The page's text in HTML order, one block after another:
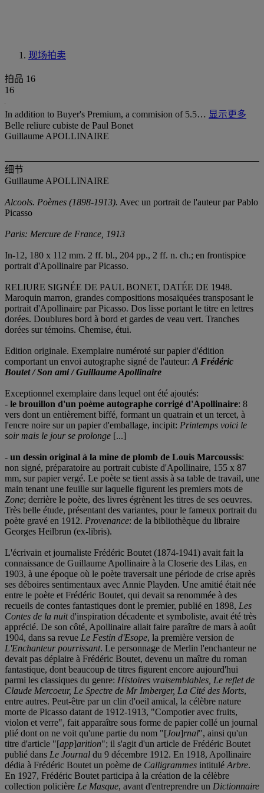
现场拍卖
拍品 16
16
In addition to Buyer's Premium, a commision of 5.5… 显示更多
Belle reliure cubiste de Paul Bonet
Guillaume APOLLINAIRE
细节
Guillaume APOLLINAIRE
Alcools. Poèmes (1898-1913). Avec un portrait de l'auteur par Pablo
Picasso
Paris: Mercure de France, 1913
In-12, 180 x 112 mm. 2 ff. bl., 204 pp., 2 ff. n. ch.; en frontispice
portrait d'Apollinaire par Picasso.
RELIURE SIGNÉE DE PAUL BONET, DATÉE DE 1948.
Maroquin marron, grandes compositions mosaïquées transposant le
portrait d'Apollinaire par Picasso. Dos lisse portant le titre en lettres
dorées. Doublures bord à bord et gardes de veau vert. Tranches
dorées sur témoins. Chemise, étui.
Edition originale. Exemplaire numéroté sur papier d'édition
comportant un envoi autographe signé de l'auteur:A Frédéric
Boutet / Son ami / Guillaume Apollinaire
Exceptionnel exemplaire dans lequel ont été ajoutés:
- le brouillon d'un poème autographe corrigé d'Apollinaire: 8
vers dont un entièrement biffé, formant un quatrain et un tercet, à
l'encre noire sur un papier d'emballage, incipit: Printemps voici le
soir mais le jour se prolonge [...]
- un dessin original à la mine de plomb de Louis Marcoussis:
non signé, préparatoire au portrait cubiste d'Apollinaire, 155 x 87
mm, sur papier vergé. Le poète se tient assis à sa table de travail, une
main tenant une feuille sur laquelle figurent les premiers mots de
Zone; derrière le poète, des livres égrènent les titres de ses oeuvres.
Très belle étude, présentant des variantes, pour le fameux portrait du
poète gravé en 1912. Provenance: de la bibliothèque du libraire
Georges Heilbrun (ex-libris).
L'écrivain et journaliste Frédéric Boutet (1874-1941) avait fait la
connaissance de Guillaume Apollinaire à la Closerie des Lilas, en
1903, à une époque où le poète traversait une période de crise après
ses déboires sentimentaux avec Annie Playden. Une amitié était née
entre le poète et Frédéric Boutet, qui devait sa renommée à des
recueils de contes fantastiques dont le premier, publié en 1898, Les
Contes de la nuitd'inspiration décadente et symboliste, avait été très
apprécié. De son côté, Apollinaire allait faire paraître de mars à août
1904, dans sa revue Le Festin d'Esope, la première version de
L'Enchanteur pourrissant. Le personnage de Merlin l'enchanteur ne
devait pas déplaire à Frédéric Boutet, devenu un maître du roman
fantastique, dont beaucoup de titres figurent encore aujourd'hui
parmi les classiques du genre: Histoires vraisemblables, Le reflet de
Claude Mercoeur, Le Spectre de Mr Imberger, La Cité des Morts,
entre autres. Peut-être par un clin d'oeil amical, la célèbre nature
morte de Picasso datant de 1912-1913, "Compotier avec fruits,
violon et verre", fait apparaître sous forme de papier collé un journal
plié dont on ne voit qu'une partie du nom "[Jou]rnal", ainsi qu'un
titre d'article "[app]arition"; il s'agit d'un article de Frédéric Boutet
publié dans Le Journal du 9 décembre 1912. En 1918, Apollinaire
dédia à Frédéric Boutet un poème de Calligrammes intituléArbre.
En 1927, Frédéric Boutet participa à la création de la célèbre
collection policière Le Masque, avant d'entreprendre un Dictionnaire